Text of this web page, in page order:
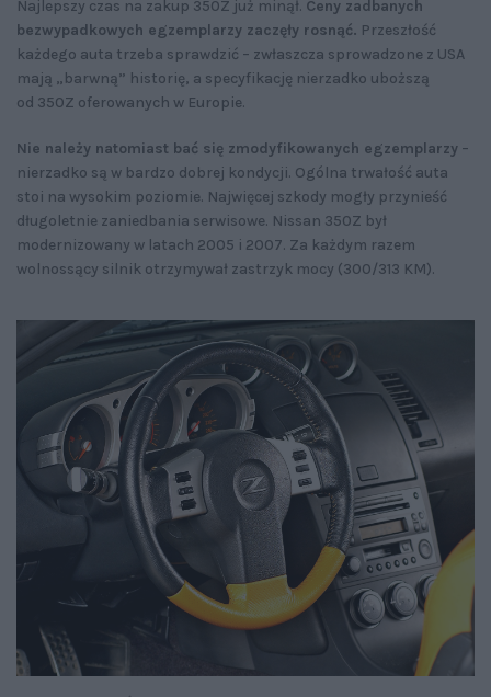
Najlepszy czas na zakup 350Z już minął. Ceny zadbanych
bezwypadkowych egzemplarzy zaczęły rosnąć. Przeszłość
każdego auta trzeba sprawdzić – zwłaszcza sprowadzone z USA
mają „barwną” historię, a specyfikację nierzadko uboższą
od 350Z oferowanych w Europie.
Nie należy natomiast bać się zmodyfikowanych egzemplarzy –
nierzadko są w bardzo dobrej kondycji. Ogólna trwałość auta
stoi na wysokim poziomie. Najwięcej szkody mogły przynieść
długoletnie zaniedbania serwisowe. Nissan 350Z był
modernizowany w latach 2005 i 2007. Za każdym razem
wolnossący silnik otrzymywał zastrzyk mocy (300/313 KM).